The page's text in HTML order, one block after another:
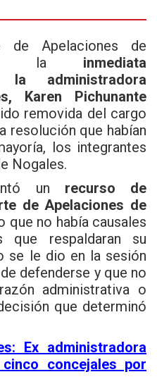
de Apelaciones de
la inmediata
la administradora
Karen Pichunante
removida del cargo
resolución que habían
los integrantes
Nogales.
un recurso de
de Apelaciones de
que no había causales
que respaldaran su
se le dio en la sesión
defenderse y que no
administrativa o
que determinó
Ex administradora
concejales por